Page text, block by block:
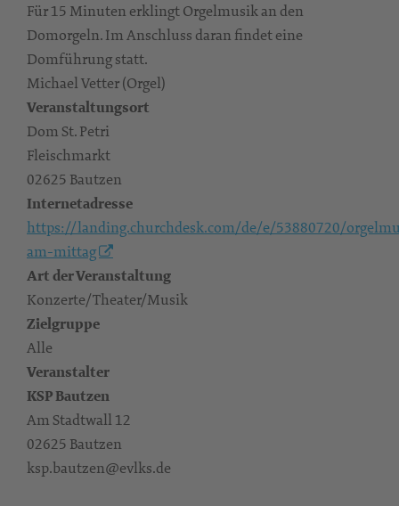
Für 15 Minuten erklingt Orgelmusik an den
Domorgeln. Im Anschluss daran findet eine
Domführung statt.
Michael Vetter (Orgel)
Veranstaltungsort
Dom St. Petri
Fleischmarkt
02625 Bautzen
Internetadresse
https://landing.churchdesk.com/de/e/53880720/
am-mittag
Art der Veranstaltung
Konzerte/Theater/Musik
Zielgruppe
Alle
Veranstalter
KSP Bautzen
Am Stadtwall 12
02625 Bautzen
ksp.bautzen@evlks.de